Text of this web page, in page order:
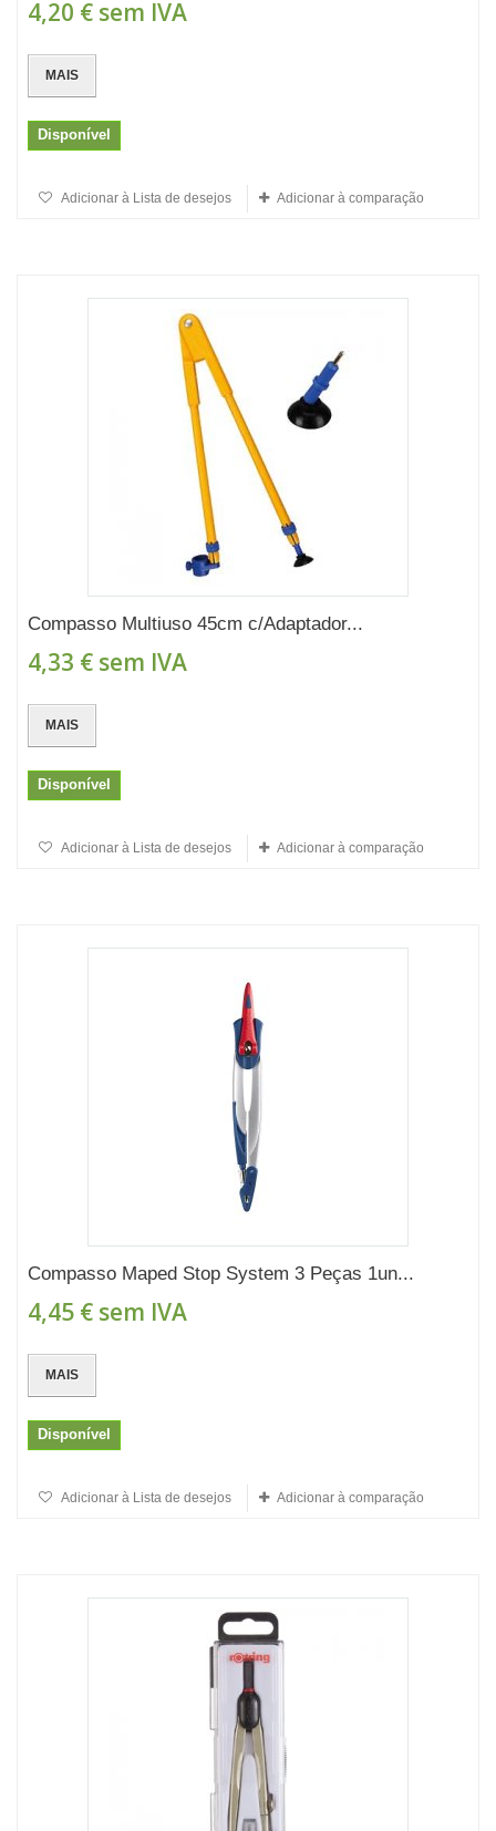
4,20 € sem IVA
MAIS
Disponível
Adicionar à Lista de desejos Adicionar à comparação
Compasso Multiuso 45cm c/Adaptador...
4,33 € sem IVA
MAIS
Disponível
Adicionar à Lista de desejos Adicionar à comparação
Compasso Maped Stop System 3 Peças 1un...
4,45 € sem IVA
MAIS
Disponível
Adicionar à Lista de desejos Adicionar à comparação